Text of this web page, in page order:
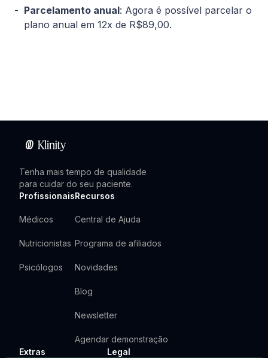
Parcelamento anual: Agora é possível parcelar o
plano anual em 12x de R$89,00.
Tenha mais tempo de qualidade
para cuidar do seu paciente.
Profissionais
Médicos
Nutricionistas
Psicólogos
Recursos
Central de Ajuda
Programa de afiliados
Novidades
Blog
Newsletter
Agendar demonstração
Extras
Legal